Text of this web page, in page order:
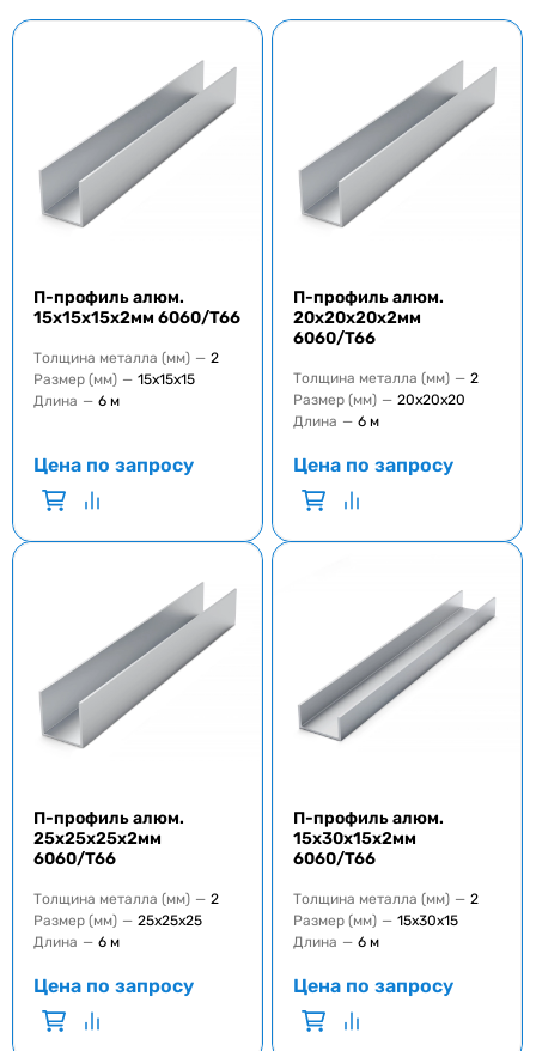
П-профиль алюм.
15x15x15x2мм 6060/T66
Толщина металла (мм) — 2
Размер (мм) — 15х15х15
Длина — 6 м
Цена по запросу
П-профиль алюм.
20x20x20x2мм
6060/T66
Толщина металла (мм) — 2
Размер (мм) — 20х20х20
Длина — 6 м
Цена по запросу
П-профиль алюм.
25x25x25x2мм
6060/T66
Толщина металла (мм) — 2
Размер (мм) — 25х25х25
Длина — 6 м
Цена по запросу
П-профиль алюм.
15x30x15x2мм
6060/T66
Толщина металла (мм) — 2
Размер (мм) — 15х30х15
Длина — 6 м
Цена по запросу